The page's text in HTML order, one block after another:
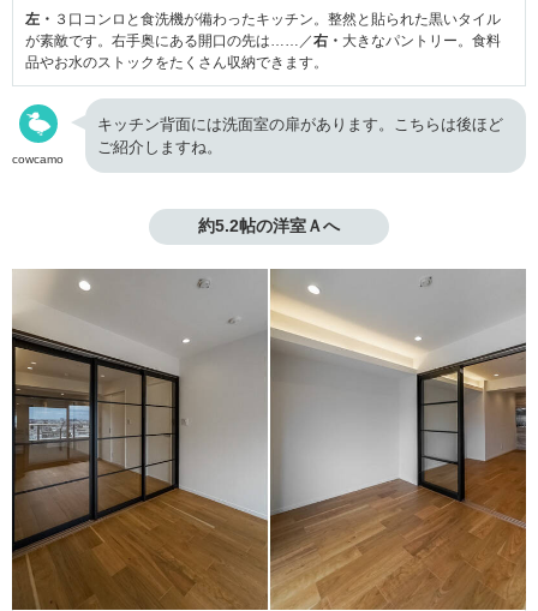
左・ ３口コンロと食洗機が備わったキッチン。整然と貼られた黒いタイル
が素敵です。右手奥にある開口の先は……／右・ 大きなパントリー。食料
品やお水のストックをたくさん収納できます。
cowcamo
キッチン背面には洗面室の扉があります。こちらは後ほど
ご紹介しますね。
約5.2帖の洋室Ａへ